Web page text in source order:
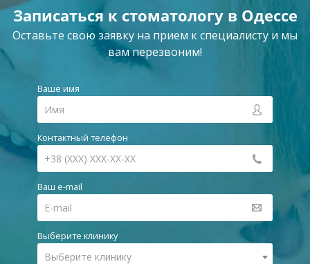
Записаться к стоматологу в Одессе
Оставьте свою заявку на прием к специалисту и мы
вам перезвоним!
Ваше имя
Контактный телефон
Ваш e-mail
Выберите клинику
Выберите клинику